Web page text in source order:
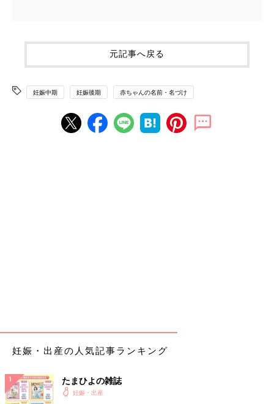
元記事へ戻る
妊娠中期 妊娠後期 赤ちゃんの名前・名づけ
妊娠・出産の人気記事ランキング
たまひよの雑誌
妊娠・出産